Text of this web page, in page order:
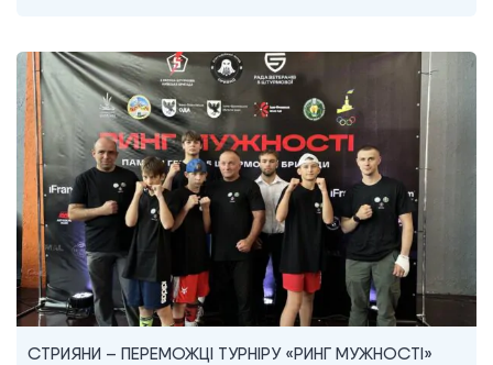
СТРИЯНИ – ПЕРЕМОЖЦІ ТУРНІРУ «РИНГ МУЖНОСТІ»